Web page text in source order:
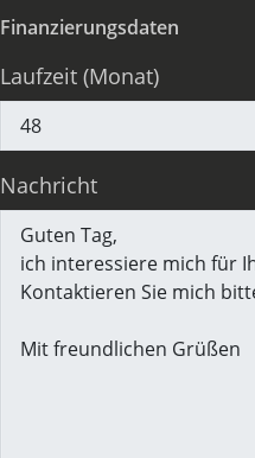
Finanzierungsdaten
Laufzeit (Monat)
Nachricht